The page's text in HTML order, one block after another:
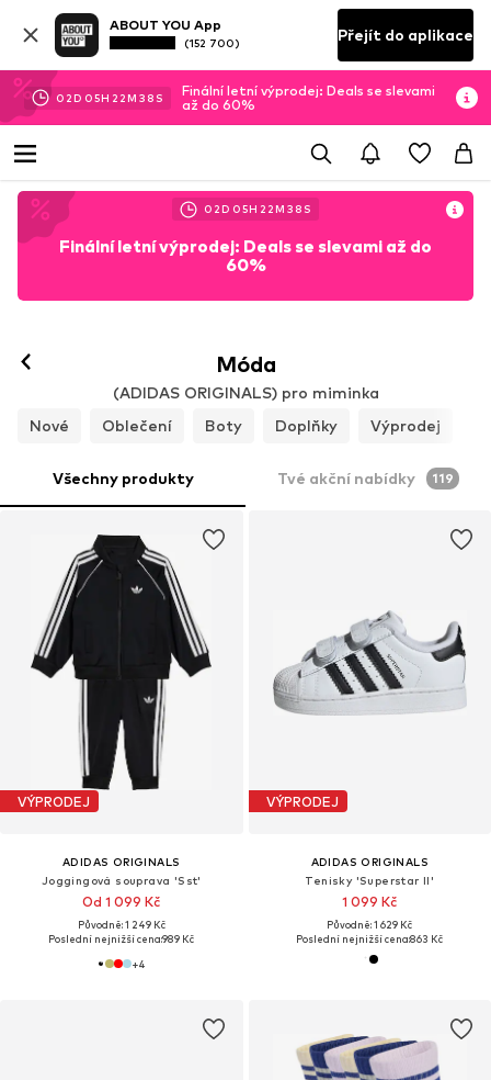
ABOUT YOU App
(152 700) Přejít do aplikace
02D 05H 22M 36 S
Finální letní výprodej: Deals se slevami
až do 60%
02D 05H 22M 36 S
Finální letní výprodej: Deals se slevami až do
60%
Móda
(ADIDAS ORIGINALS) pro miminka
Nové
Oblečení Boty Doplňky Výprodej
Všechny produkty Tvé akční nabídky 119
VÝPRODEJ
ADIDAS ORIGINALS
Joggingová souprava 'Sst'
Od 1 099 Kč
Původně: 1 249 Kč
Poslední nejnižší cena:989 Kč
+4
VÝPRODEJ
ADIDAS ORIGINALS
Tenisky 'Superstar II'
1 099 Kč
Původně: 1 629 Kč
Poslední nejnižší cena:863 Kč